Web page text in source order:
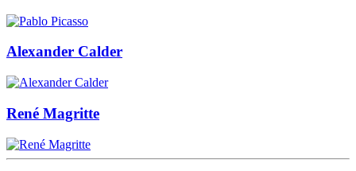
Alexander Calder
René Magritte